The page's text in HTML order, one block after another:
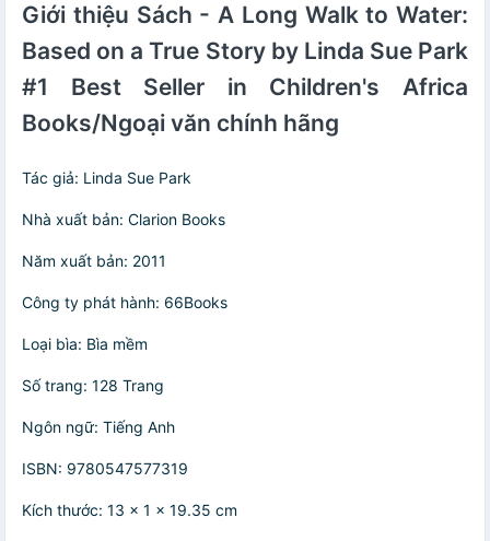
Giới thiệu Sách - A Long Walk to Water:
Based on a True Story by Linda Sue Park
#1 Best Seller in Children's Africa
Books/Ngoại văn chính hãng
Tác giả: Linda Sue Park
Nhà xuất bản: Clarion Books
Năm xuất bản: 2011
Công ty phát hành: 66Books
Loại bìa: Bìa mềm
Số trang: 128 Trang
Ngôn ngữ: Tiếng Anh
ISBN: 9780547577319
Kích thước: 13 x 1 x 19.35 cm